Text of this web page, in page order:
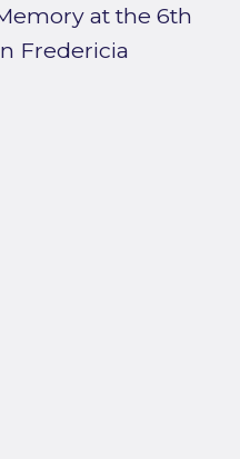
at the 6th
Fredericia